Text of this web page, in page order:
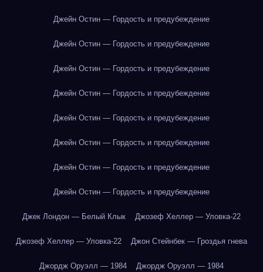
Джейн Остин — Гордость и предубеждение
Джейн Остин — Гордость и предубеждение
Джейн Остин — Гордость и предубеждение
Джейн Остин — Гордость и предубеждение
Джейн Остин — Гордость и предубеждение
Джейн Остин — Гордость и предубеждение
Джейн Остин — Гордость и предубеждение
Джейн Остин — Гордость и предубеждение
Джек Лондон — Белый Клык Джозеф Хеллер — Уловка-22
Джозеф Хеллер — Уловка-22 Джон Стейнбек — Гроздья гнева
Джордж Оруэлл — 1984 Джордж Оруэлл — 1984